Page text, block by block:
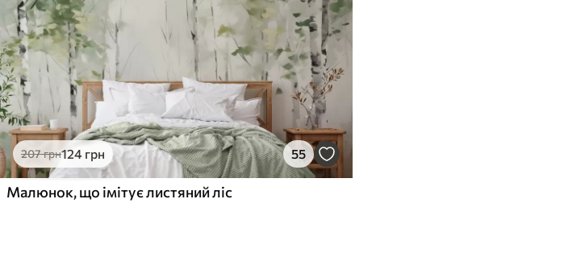
207грн124 грн 55
Малюнок, що імітує листяний ліс